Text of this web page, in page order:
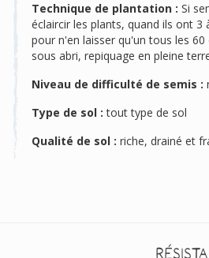
Technique de plantation :
éclaircir les plants, quand ils ont 3
pour n'en laisser qu'un tous les 60
sous abri, repiquage en pleine
Niveau de difficulté de semis :
Type de sol : tout type de sol
Qualité de sol : riche, drainé et